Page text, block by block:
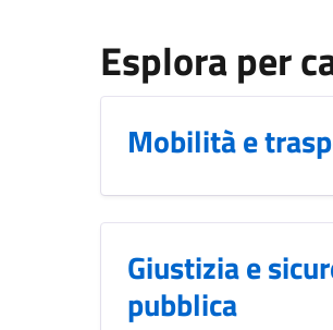
Esplora per
Mobilità e
Giustizia e
pubblica